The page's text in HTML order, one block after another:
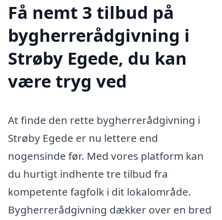
Få nemt 3 tilbud på
bygherrerådgivning i
Strøby Egede, du kan
være tryg ved
At finde den rette bygherrerådgivning i
Strøby Egede er nu lettere end
nogensinde før. Med vores platform kan
du hurtigt indhente tre tilbud fra
kompetente fagfolk i dit lokalområde.
Bygherrerådgivning dækker over en bred